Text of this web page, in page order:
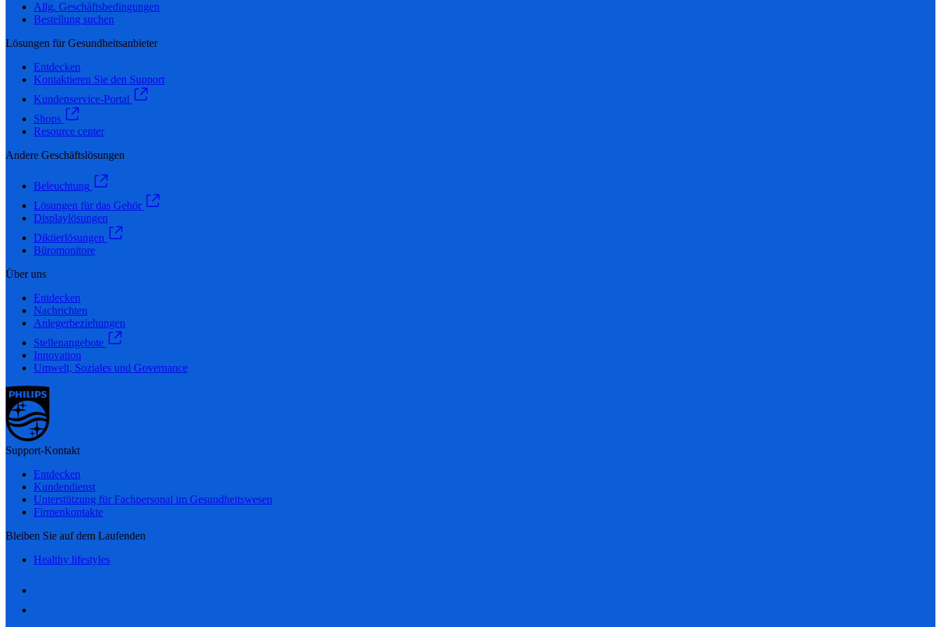
Allg. Geschäftsbedingungen
Bestellung suchen
Lösungen für Gesundheitsanbieter
Entdecken
Kontaktieren Sie den Support
Kundenservice-Portal
Shops
Resource center
Andere Geschäftslösungen
Beleuchtung
Lösungen für das Gehör
Displaylösungen
Diktierlösungen
Büromonitore
Über uns
Entdecken
Nachrichten
Anlegerbeziehungen
Stellenangebote
Innovation
Umwelt, Soziales und Governance
Support-Kontakt
Entdecken
Kundendienst
Unterstützung für Fachpersonal im Gesundheitswesen
Firmenkontakte
Bleiben Sie auf dem Laufenden
Healthy lifestyles